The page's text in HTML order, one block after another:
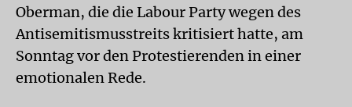
Oberman, die die Labour Party wegen des
Antisemitismusstreits kritisiert hatte, am
Sonntag vor den Protestierenden in einer
emotionalen Rede.